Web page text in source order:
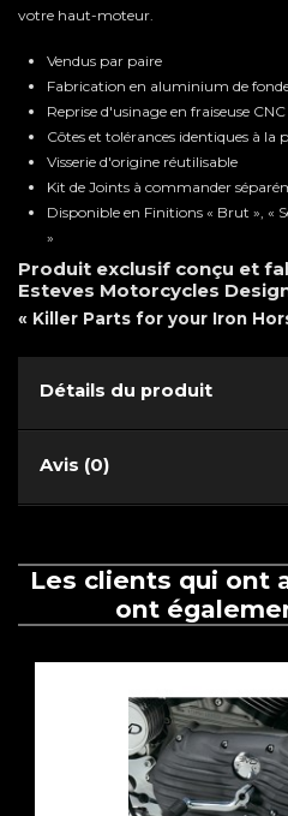
votre haut-moteur.
Vendus par paire
Fabrication en aluminium de
Reprise d'usinage en fraiseuse CNC
Côtes et tolérances identiques à la
Visserie d'origine réutilisable
Kit de Joints à commander
Disponible en Finitions « Brut », «
»
Produit exclusif conçu et
Esteves Motorcycles
« Killer Parts for your Iron
Détails du produit
Avis (0)
Les clients qui ont
ont